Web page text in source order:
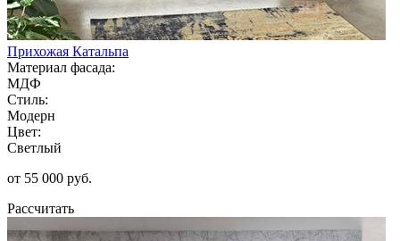
Прихожая Катальпа
Материал фасада:
МДФ
Стиль:
Модерн
Цвет:
Светлый
от 55 000 руб.
Рассчитать